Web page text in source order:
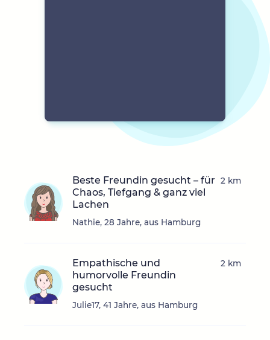
Beste Freundin gesucht – für
Chaos, Tiefgang & ganz viel
Lachen
Nathie, 28 Jahre, aus Hamburg
2 km
Empathische und
humorvolle Freundin
gesucht
Julie17, 41 Jahre, aus Hamburg
2 km